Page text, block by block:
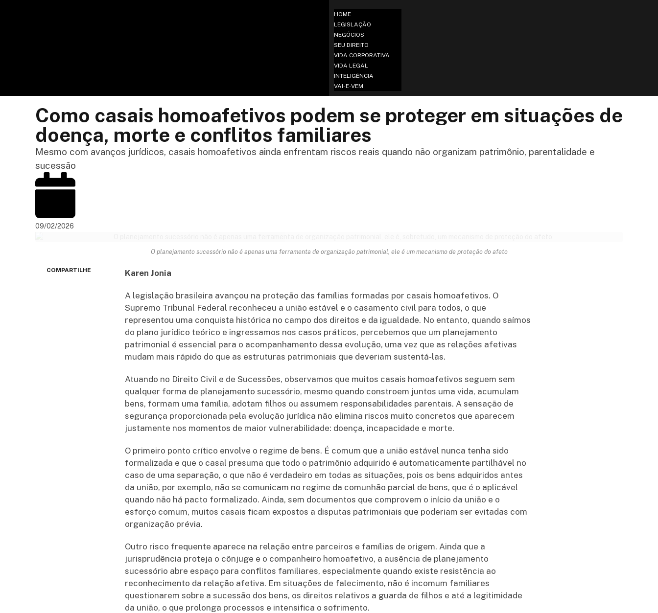
HOME
LEGISLAÇÃO
NEGÓCIOS
SEU DIREITO
VIDA CORPORATIVA
VIDA LEGAL
INTELIGÊNCIA
VAI-E-VEM
Como casais homoafetivos podem se proteger em situações de
doença, morte e conflitos familiares
Mesmo com avanços jurídicos, casais homoafetivos ainda enfrentam riscos reais quando não organizam patrimônio, parentalidade e
sucessão
09/02/2026
O planejamento sucessório não é apenas uma ferramenta de organização patrimonial, ele é um mecanismo de proteção do afeto
COMPARTILHE Karen Jonia
A legislação brasileira avançou na proteção das famílias formadas por casais homoafetivos. O
Supremo Tribunal Federal reconheceu a união estável e o casamento civil para todos, o que
representou uma conquista histórica no campo dos direitos e da igualdade. No entanto, quando saímos
do plano jurídico teórico e ingressamos nos casos práticos, percebemos que um planejamento
patrimonial é essencial para o acompanhamento dessa evolução, uma vez que as relações afetivas
mudam mais rápido do que as estruturas patrimoniais que deveriam sustentá-las.
Atuando no Direito Civil e de Sucessões, observamos que muitos casais homoafetivos seguem sem
qualquer forma de planejamento sucessório, mesmo quando constroem juntos uma vida, acumulam
bens, formam uma família, adotam filhos ou assumem responsabilidades parentais. A sensação de
segurança proporcionada pela evolução jurídica não elimina riscos muito concretos que aparecem
justamente nos momentos de maior vulnerabilidade: doença, incapacidade e morte.
O primeiro ponto crítico envolve o regime de bens. É comum que a união estável nunca tenha sido
formalizada e que o casal presuma que todo o patrimônio adquirido é automaticamente partilhável no
caso de uma separação, o que não é verdadeiro em todas as situações, pois os bens adquiridos antes
da união, por exemplo, não se comunicam no regime da comunhão parcial de bens, que é o aplicável
quando não há pacto formalizado. Ainda, sem documentos que comprovem o início da união e o
esforço comum, muitos casais ficam expostos a disputas patrimoniais que poderiam ser evitadas com
organização prévia.
Outro risco frequente aparece na relação entre parceiros e famílias de origem. Ainda que a
jurisprudência proteja o cônjuge e o companheiro homoafetivo, a ausência de planejamento
sucessório abre espaço para conflitos familiares, especialmente quando existe resistência ao
reconhecimento da relação afetiva. Em situações de falecimento, não é incomum familiares
questionarem sobre a sucessão dos bens, os direitos relativos a guarda de filhos e até a legitimidade
da união, o que prolonga processos e intensifica o sofrimento.